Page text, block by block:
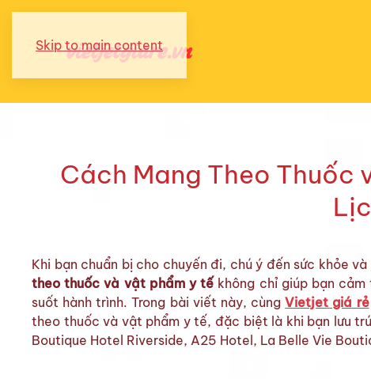
Skip to main content
Cách Mang Theo Thuốc
Khi bạn chuẩn bị cho chuyến đi, chú ý đến sức khỏe
theo thuốc và vật phẩm y tế không chỉ giúp bạn
suốt hành trình. Trong bài viết này, cùngVietjet giá rẻ
theo thuốc và vật phẩm y tế, đặc biệt là khi bạn lưu
Boutique Hotel Riverside, A25 Hotel, La Belle Vie